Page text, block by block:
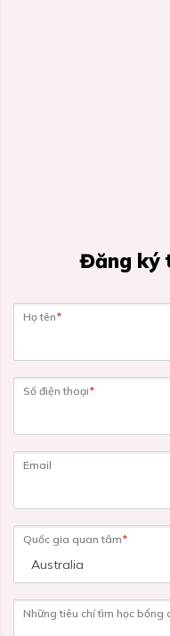
Đăng ký
Họ tên*
Số điện thoại*
Email
Quốc gia quan tâm*
Những tiêu chí tìm học bổng